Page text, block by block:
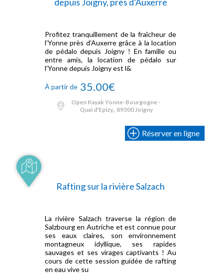
Profitez tranquillement de la fraîcheur de
l’Yonne près d’Auxerre grâce à la location
de pédalo depuis Joigny ! En famille ou
entre amis, la location de pédalo sur
l’Yonne depuis Joigny est l&
À partir de 35.00€
Open Kayak Yonne-Bourgogne -
Quai d'Epizy,, 89300 Joigny
Réserver en ligne
Rafting sur la rivière Salzach
La rivière Salzach traverse la région de
Salzbourg en Autriche et est connue pour
ses eaux claires, son environnement
montagneux idyllique, ses rapides
sauvages et ses virages captivants ! Au
cours de cette session guidée de rafting
en eau vive su